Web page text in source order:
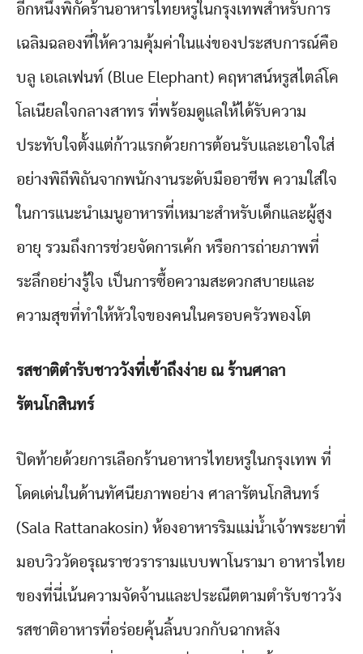
อีกหนึ่งพิกัดร้านอาหารไทยหรูในกรุงเทพสำหรับการ
เฉลิมฉลองที่ให้ความคุ้มค่าในแง่ของประสบการณ์คือ
บลู เอเลเฟนท์ (Blue Elephant) คฤหาสน์หรูสไตล์โค
โลเนียลใจกลางสาทร ที่พร้อมดูแลให้ได้รับความ
ประทับใจตั้งแต่ก้าวแรกด้วยการต้อนรับและเอาใจใส่
อย่างพิถีพิถันจากพนักงานระดับมืออาชีพ ความใส่ใจ
ในการแนะนำเมนูอาหารที่เหมาะสำหรับเด็กและผู้สูง
อายุ รวมถึงการช่วยจัดการเค้ก หรือการถ่ายภาพที่
ระลึกอย่างรู้ใจ เป็นการซื้อความสะดวกสบายและ
ความสุขที่ทำให้หัวใจของคนในครอบครัวพองโต
รสชาติตำรับชาววังที่เข้าถึงง่าย ณ ร้านศาลา
รัตนโกสินทร์
ปิดท้ายด้วยการเลือกร้านอาหารไทยหรูในกรุงเทพ ที่
โดดเด่นในด้านทัศนียภาพอย่าง ศาลารัตนโกสินทร์
(Sala Rattanakosin) ห้องอาหารริมแม่น้ำเจ้าพระยาที่
มอบวิววัดอรุณราชวรารามแบบพาโนรามา อาหารไทย
ของที่นี่เน้นความจัดจ้านและประณีตตามตำรับชาววัง
รสชาติอาหารที่อร่อยคุ้นลิ้นบวกกับฉากหลัง